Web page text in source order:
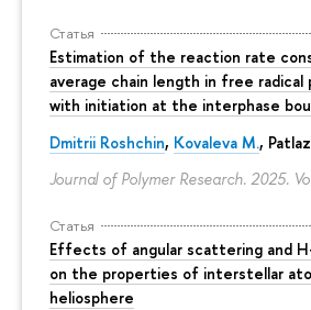
Статья
Estimation of the reaction rate
average chain length in free radical
with initiation at the interphase
Dmitrii Roshchin, Kovaleva M.,
Journal of Polymer Research. 2025.
Статья
Effects of angular scattering and
on the properties of interstellar
heliosphere